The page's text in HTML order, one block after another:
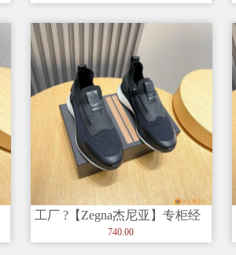
工厂 ?【Zegna杰尼亚】专柜经
典休闲鞋，以细节和创造力
740.00